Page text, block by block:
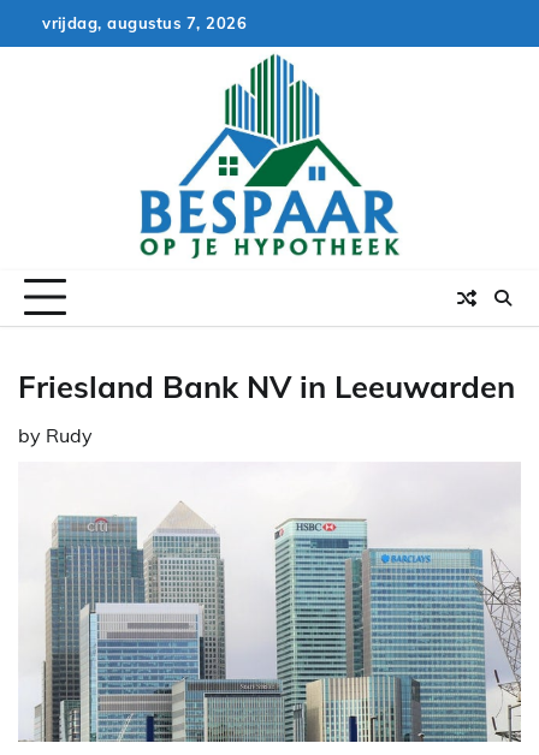
to
vrijdag, augustus 7, 2026
Friesland Bank NV in Leeuwarden
by Rudy